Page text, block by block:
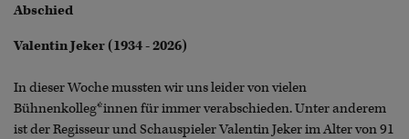
Abschied
Valentin Jeker (1934 - 2026)
In dieser Woche mussten wir uns leider von vielen
Bühnenkolleg*innen für immer verabschieden. Unter anderem
ist der Regisseur und Schauspieler Valentin Jeker im Alter von 91